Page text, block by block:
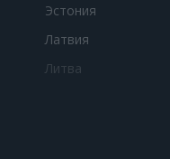
Эстония
Латвия
Литва